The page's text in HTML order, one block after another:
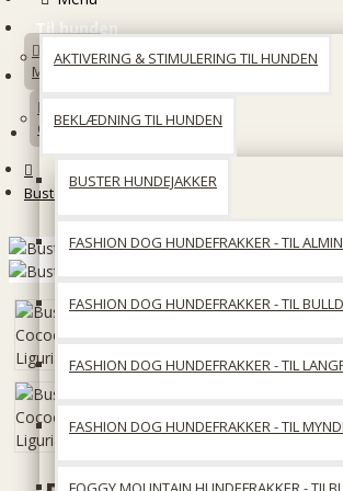
Til hunden
AKTIVERING & STIMULERING TIL HUNDEN
BEKLÆDNING TIL HUNDEN
BUSTER HUNDEJAKKER
FASHION DOG HUNDEFRAKKER - TIL
FASHION DOG HUNDEFRAKKER - TIL
FASHION DOG HUNDEFRAKKER - TIL
FASHION DOG HUNDEFRAKKER - TIL
Min konto
Opret en konto
Buster Cocoon Liguria Sort